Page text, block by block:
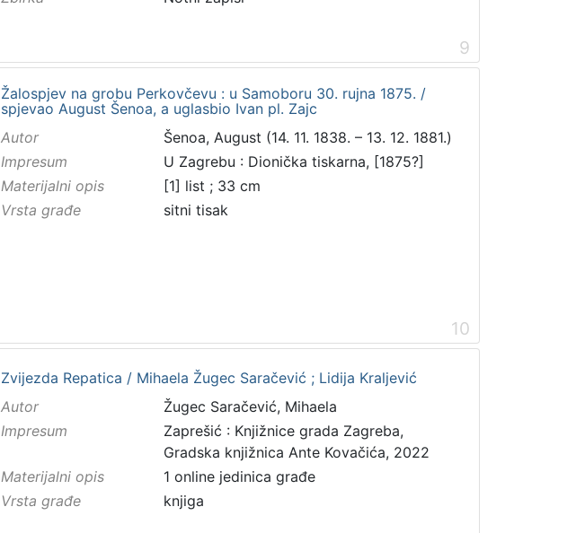
9
Žalospjev na grobu Perkovčevu : u Samoboru 30. rujna 1875. /
spjevao August Šenoa, a uglasbio Ivan pl. Zajc
Autor
Šenoa, August (14. 11. 1838. – 13. 12. 1881.)
Impresum
U Zagrebu : Dionička tiskarna, [1875?]
Materijalni opis
[1] list ; 33 cm
Vrsta građe
sitni tisak
10
Zvijezda Repatica / Mihaela Žugec Saračević ; Lidija Kraljević
Autor
Žugec Saračević, Mihaela
Impresum
Zaprešić : Knjižnice grada Zagreba,
Gradska knjižnica Ante Kovačića, 2022
Materijalni opis
1 online jedinica građe
Vrsta građe
knjiga